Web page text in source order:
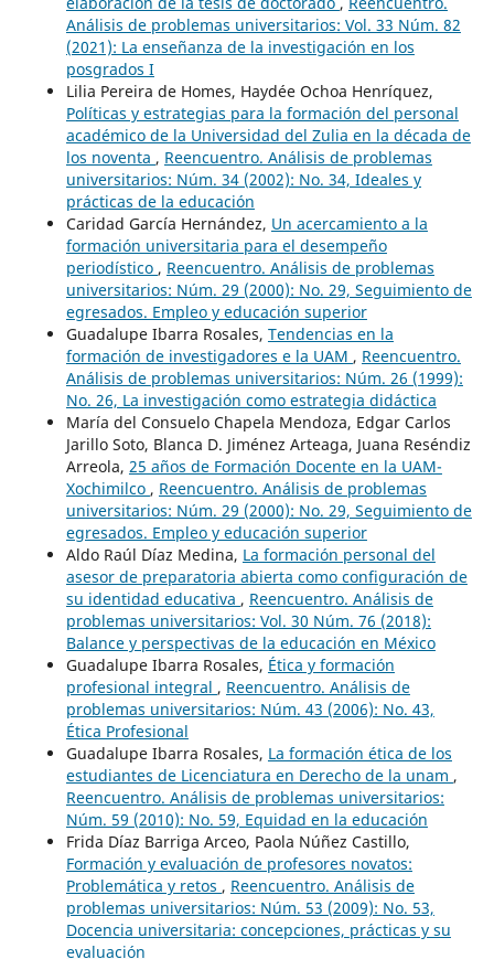
Análisis de problemas universitarios: Vol. 33 Núm. 82
(2021): La enseñanza de la investigación en los
posgrados I
Lilia Pereira de Homes, Haydée Ochoa Henríquez,
Políticas y estrategias para la formación del personal
académico de la Universidad del Zulia en la década de
los noventa , Reencuentro. Análisis de problemas
universitarios: Núm. 34 (2002): No. 34, Ideales y
prácticas de la educación
Caridad García Hernández, Un acercamiento a la
formación universitaria para el desempeño
periodístico , Reencuentro. Análisis de problemas
universitarios: Núm. 29 (2000): No. 29, Seguimiento de
egresados. Empleo y educación superior
Guadalupe Ibarra Rosales, Tendencias en la
formación de investigadores e la UAM , Reencuentro.
Análisis de problemas universitarios: Núm. 26 (1999):
No. 26, La investigación como estrategia didáctica
María del Consuelo Chapela Mendoza, Edgar Carlos
Jarillo Soto, Blanca D. Jiménez Arteaga, Juana Reséndiz
Arreola, 25 años de Formación Docente en la UAM-
Xochimilco , Reencuentro. Análisis de problemas
universitarios: Núm. 29 (2000): No. 29, Seguimiento de
egresados. Empleo y educación superior
Aldo Raúl Díaz Medina, La formación personal del
asesor de preparatoria abierta como configuración de
su identidad educativa , Reencuentro. Análisis de
problemas universitarios: Vol. 30 Núm. 76 (2018):
Balance y perspectivas de la educación en México
Guadalupe Ibarra Rosales, Ética y formación
profesional integral , Reencuentro. Análisis de
problemas universitarios: Núm. 43 (2006): No. 43,
Ética Profesional
Guadalupe Ibarra Rosales, La formación ética de los
estudiantes de Licenciatura en Derecho de la unam ,
Reencuentro. Análisis de problemas universitarios:
Núm. 59 (2010): No. 59, Equidad en la educación
Frida Díaz Barriga Arceo, Paola Núñez Castillo,
Formación y evaluación de profesores novatos:
Problemática y retos , Reencuentro. Análisis de
problemas universitarios: Núm. 53 (2009): No. 53,
Docencia universitaria: concepciones, prácticas y su
evaluación